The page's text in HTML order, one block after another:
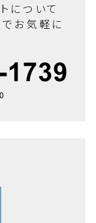
について
お気軽に